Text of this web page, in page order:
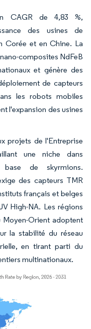
CAGR de 4,83 %,
des usines de
Corée et en Chine. La
composites NdFeB
et génère des
de capteurs
les robots mobiles
l'expansion des usines
projets de l'Entreprise
une niche dans
base de skyrmions.
des capteurs TMR
français et belges
High-NA. Les régions
Moyen-Orient adoptent
la stabilité du réseau
en tirant parti du
multinationaux.